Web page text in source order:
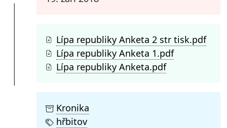
Lípa republiky Anketa 2 str tisk.pdf
Lípa republiky Anketa 1.pdf
Lípa republiky Anketa.pdf
Kronika
hřbitov